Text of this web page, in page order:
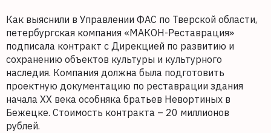
Как выяснили в Управлении ФАС по Тверской области,
петербургская компания «МАКОН-Реставрация»
подписала контракт с Дирекцией по развитию и
сохранению объектов культуры и культурного
наследия. Компания должна была подготовить
проектную документацию по реставрации здания
начала XX века особняка братьев Невортиных в
Бежецке. Стоимость контракта – 20 миллионов
рублей.